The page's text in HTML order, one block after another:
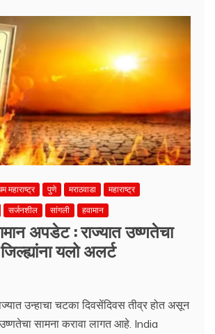
महाराष्ट्र पुणे मराठवाडा
महाराष्ट्र
सर्जनशील सांगली हवामान
अपडेट : राज्यात उष्णतेचा
यलो अलर्ट
उन्हाचा चटका दिवसेंदिवस तीव्र होत असून
सामना करावा लागत आहे. India